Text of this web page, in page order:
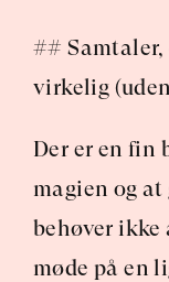
## Samtaler,
virkelig
Der er en fin
magien og
behøver ikke
møde på en